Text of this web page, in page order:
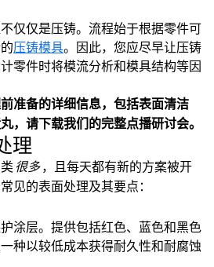
仅仅是压铸。流程始于根据零件可
压铸模具。因此，您应尽早让压铸
零件时将模流分析和模具结构等因
准备的详细信息，包括表面清洁
，请下载我们的完整点播研讨会。
理
很多，且每天都有新的方案被开
见的表面处理及其要点：
涂层。提供包括红色、蓝色和黑色
种以较低成本获得耐久性和耐腐蚀